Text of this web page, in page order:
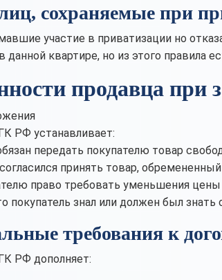
сохраняемые при
участие в приватизации но
данной квартире, но из этого правила
продавца при
РФ устанавливает:
передать покупателю товар
принять товар,
право требовать уменьшения
покупатель знал или должен был знать
требования к
РФ дополняет: